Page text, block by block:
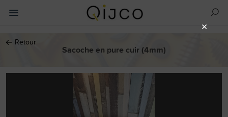
← Retour
Sacoche en pure cuir (4mm)
×